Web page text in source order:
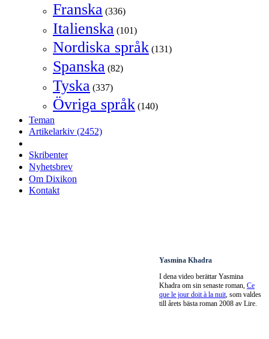
Franska (336)
Italienska (101)
Nordiska språk (131)
Spanska (82)
Tyska (337)
Övriga språk (140)
Teman
Artikelarkiv (2452)
Skribenter
Nyhetsbrev
Om Dixikon
Kontakt
Yasmina Khadra
I dena video berättar Yasmina
Khadra om sin senaste roman, Ce
que le jour doit à la nuit, som valdes
till årets bästa roman 2008 av Lire.